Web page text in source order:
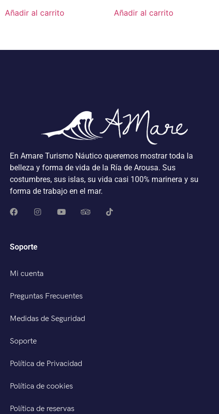
Añadir al carrito Añadir al carrito
En Amare Turismo Náutico queremos mostrar toda la
belleza y forma de vida de la Ría de Arousa. Sus
costumbres, sus islas, su vida casi 100% marinera y su
forma de trabajo en el mar.
Soporte
Mi cuenta
Preguntas Frecuentes
Medidas de Seguridad
Soporte
Política de Privacidad
Política de cookies
Política de reservas